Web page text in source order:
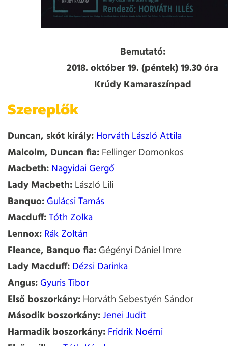
Bemutató:
2018. október 19. (péntek) 19.30 óra
Krúdy Kamaraszínpad
Szereplők
Duncan, skót király:Horváth László Attila
Malcolm, Duncan fia:Fellinger Domonkos
Macbeth:Nagyidai Gergő
Lady Macbeth:László Lili
Banquo:Gulácsi Tamás
Macduff:Tóth Zolka
Lennox:Rák Zoltán
Fleance, Banquo fia:Gégényi Dániel Imre
Lady Macduff:Dézsi Darinka
Angus:Gyuris Tibor
Első boszorkány:Horváth Sebestyén Sándor
Második boszorkány:Jenei Judit
Harmadik boszorkány:Fridrik Noémi